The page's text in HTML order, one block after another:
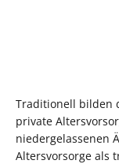
Traditionell bilden
private
niedergelassenen
Altersvorsorge als